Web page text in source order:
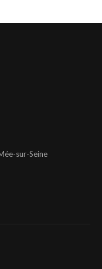
sur-Seine